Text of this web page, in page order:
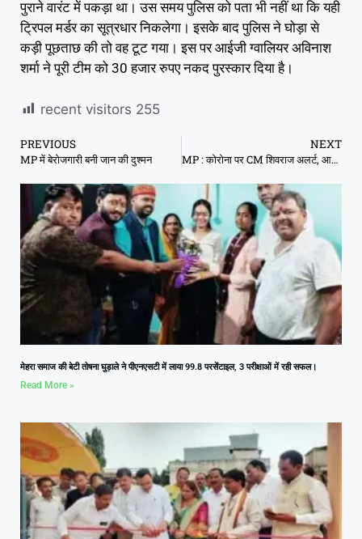
पुराने वारंट में पकड़ा था। उस समय पुलिस को पता भी नहीं था कि यही
ट्रिपल मर्डर का सूत्रधार निकलेगा। इसके बाद पुलिस ने घोड़ा से
कड़ी पूछताछ की तो वह टूट गया। इस पर आईजी ग्वालियर अविनाश
शर्मा ने पूरी टीम को 30 हजार रुपए नकद पुरस्कार दिया है।
recent visitors 255
PREVIOUS
MP में बेरोजगारी बनी जान की दुश्मन
NEXT
MP : कोरोना पर CM शिवराज अलर्ट, आपात बैठक बुलाई
मेहरा समाज की बेटी तोषना घुड़ाले ने पीएनएसटी में लाया 99.8 परसेंटाइल, 3 परीक्षाओं में रही सफल।
Read More »